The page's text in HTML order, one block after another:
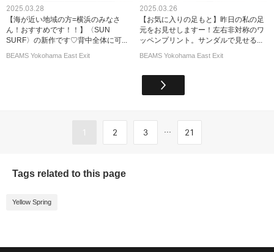
2025.03.28
【海が近い地域の方=横浜のみなさ
ん！おすすめです！！】〈SUN
SURF〉の新作です♡背中全体に可...
BEAMS Yokohama East Exit
2025.03.26
【お気に入りの足もと】昨日の私の足
元をお見せしますー！左右非対称のワ
ッペンプリント。サンダルで見せる...
BEAMS Yokohama East Exit
1 2 3 ... 21
Tags related to this page
Yellow Spring